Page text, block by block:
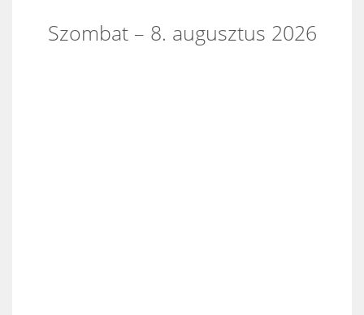
Szombat – 8. augusztus 2026